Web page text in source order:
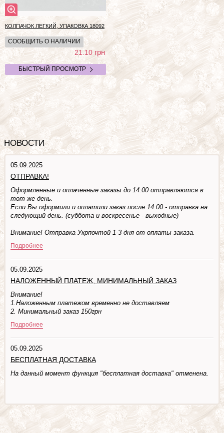
КОЛПАЧОК ЛЕГКИЙ, УПАКОВКА 18092
СООБЩИТЬ О НАЛИЧИИ
21.10грн
БЫСТРЫЙ ПРОСМОТР
НОВОСТИ
05.09.2025
ОТПРАВКА!
Оформленные и оплаченные заказы до 14:00 отправляются в
тот же день.
Если Вы оформили и оплатили заказ после 14:00 - отправка на
следующий день. (суббота и воскресенье - выходные)
Внимание! Отправка Укрпочтой 1-3 дня от оплаты заказа.
Подробнее
05.09.2025
НАЛОЖЕННЫЙ ПЛАТЕЖ, МИНИМАЛЬНЫЙ ЗАКАЗ
Внимание!
1.Наложенным платежом временно не доставляем
2. Минимальный заказ 150грн
Подробнее
05.09.2025
БЕСПЛАТНАЯ ДОСТАВКА
На данный момент функция "бесплатная доставка" отменена.